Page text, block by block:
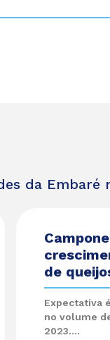
da Embaré
de
Expectativa
no volume
2023....